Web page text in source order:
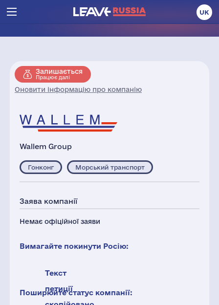
UK
Залишається
Працює далі
Оновити інформацію про компанію
Wallem Group
Гонконг Морський транспорт
Заява компанії
Немає офіційної заяви
Вимагайте покинути Росію:
Текст
петиції
Поширюйте статус компанії: